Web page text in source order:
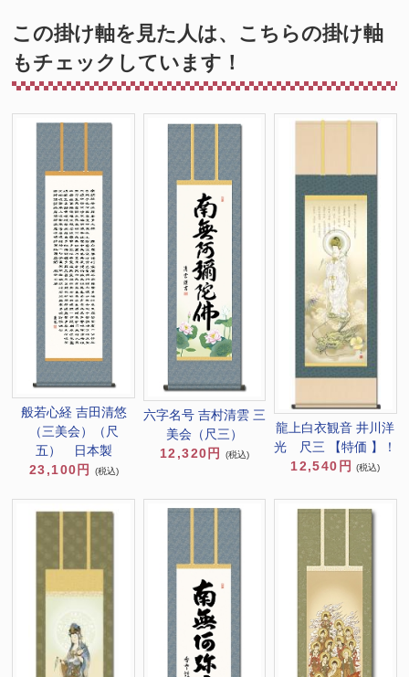
この掛け軸を見た人は、こちらの掛け軸
もチェックしています！
般若心経 吉田清悠
（三美会）（尺
五） 日本製
23,100円
(税込)
六字名号 吉村清雲 三
美会（尺三）
12,320円
(税込)
龍上白衣観音 井川洋
光 尺三 【特価 】！
12,540円
(税込)